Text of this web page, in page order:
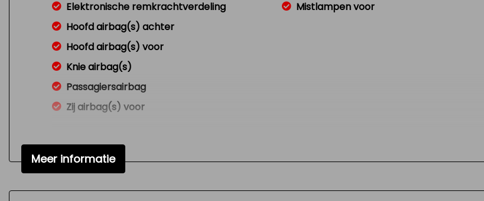
Elektronische remkrachtverdeling
Hoofd airbag(s) achter
Hoofd airbag(s) voor
Knie airbag(s)
Passagiersairbag
Zij airbag(s) voor
Mistlampen voor
Meer informatie